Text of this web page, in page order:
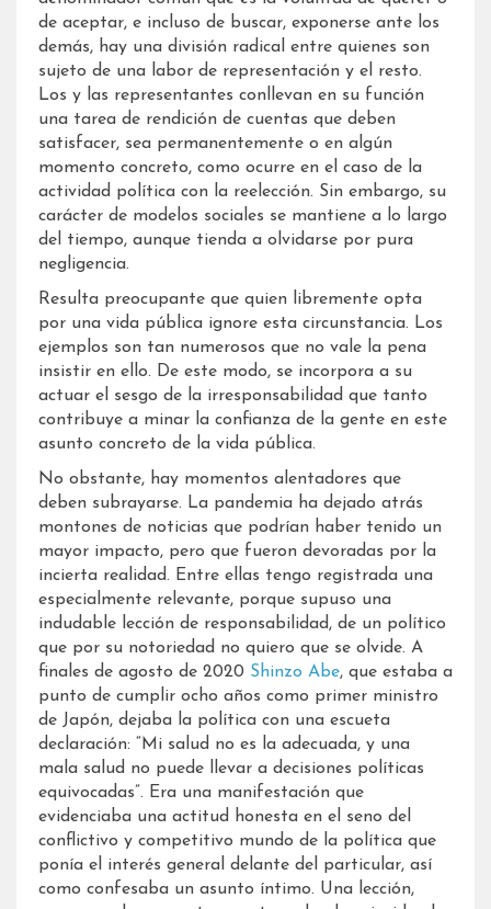
de aceptar, e incluso de buscar, exponerse ante los
demás, hay una división radical entre quienes son
sujeto de una labor de representación y el resto.
Los y las representantes conllevan en su función
una tarea de rendición de cuentas que deben
satisfacer, sea permanentemente o en algún
momento concreto, como ocurre en el caso de la
actividad política con la reelección. Sin embargo, su
carácter de modelos sociales se mantiene a lo largo
del tiempo, aunque tienda a olvidarse por pura
negligencia.
Resulta preocupante que quien libremente opta
por una vida pública ignore esta circunstancia. Los
ejemplos son tan numerosos que no vale la pena
insistir en ello. De este modo, se incorpora a su
actuar el sesgo de la irresponsabilidad que tanto
contribuye a minar la confianza de la gente en este
asunto concreto de la vida pública.
No obstante, hay momentos alentadores que
deben subrayarse. La pandemia ha dejado atrás
montones de noticias que podrían haber tenido un
mayor impacto, pero que fueron devoradas por la
incierta realidad. Entre ellas tengo registrada una
especialmente relevante, porque supuso una
indudable lección de responsabilidad, de un político
que por su notoriedad no quiero que se olvide. A
finales de agosto de 2020 Shinzo Abe, que estaba a
punto de cumplir ocho años como primer ministro
de Japón, dejaba la política con una escueta
declaración: “Mi salud no es la adecuada, y una
mala salud no puede llevar a decisiones políticas
equivocadas”. Era una manifestación que
evidenciaba una actitud honesta en el seno del
conflictivo y competitivo mundo de la política que
ponía el interés general delante del particular, así
como confesaba un asunto íntimo. Una lección,